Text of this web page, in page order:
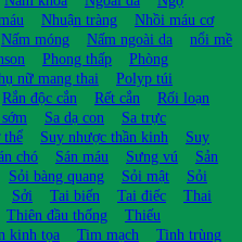
Nhuận tràng
Nhồi máu cơ
Nấm móng Nấm ngoài da
nổi mề
Phong thấp
Phòng
nữ mang thai
Polyp túi
Rắn độc cắn Rết cắn
Rối loạn
Sa dạ con
Sa trực
thể Suy nhược thần kinh
Suy
chó Sán máu Sưng vú
Sản
Sỏi bàng quang Sỏi mật
Sỏi
Sởi Tai biến Tai điếc
Thai
Thiên đầu thống
Thiếu
kinh tọa Tim mạch
Tinh trùng